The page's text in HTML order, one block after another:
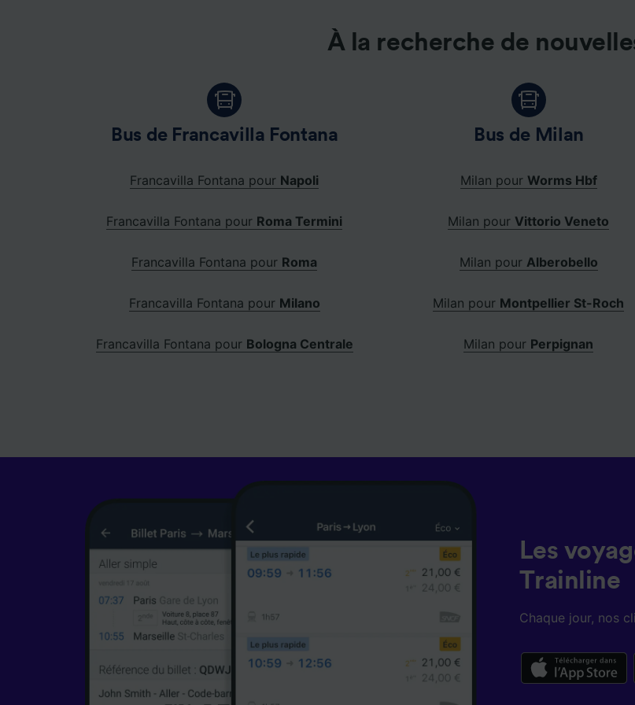
À la recherche de
Bus de Francavilla Fontana
Francavilla Fontana pour Napoli
Francavilla Fontana pour Roma Termini
Francavilla Fontana pour Roma
Francavilla Fontana pour Milano
Francavilla Fontana pour Bologna Centrale
Bus de Milan
Milan pour Worms Hbf
Milan pour Vittorio Veneto
Milan pour Alberobello
Milan pour Montpellier St-Roch
Milan pour Perpignan
Les
Trainline
Chaque jour, nos